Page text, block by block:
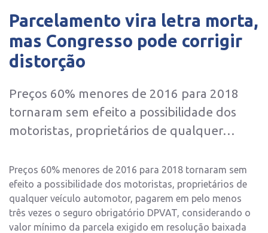
Parcelamento vira letra morta,
mas Congresso pode corrigir
distorção
Preços 60% menores de 2016 para 2018
tornaram sem efeito a possibilidade dos
motoristas, proprietários de qualquer…
Preços 60% menores de 2016 para 2018 tornaram sem
efeito a possibilidade dos motoristas, proprietários de
qualquer veículo automotor, pagarem em pelo menos
três vezes o seguro obrigatório DPVAT, considerando o
valor mínimo da parcela exigido em resolução baixada